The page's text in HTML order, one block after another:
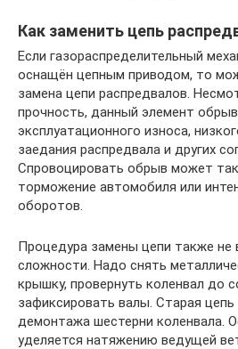
Как заменить цепь
Если газораспределительный
оснащён цепным приводом, то
замена цепи распредвалов.
прочность, данный элемент
эксплуатационного износа,
заедания распредвала и других
Спровоцировать обрыв может
торможение автомобиля или
оборотов.
Процедура замены цепи также не
сложности. Надо снять
крышку, провернуть коленвал до
зафиксировать валы. Старая цепь
демонтажа шестерни коленвала.
уделяется натяжению ведущей